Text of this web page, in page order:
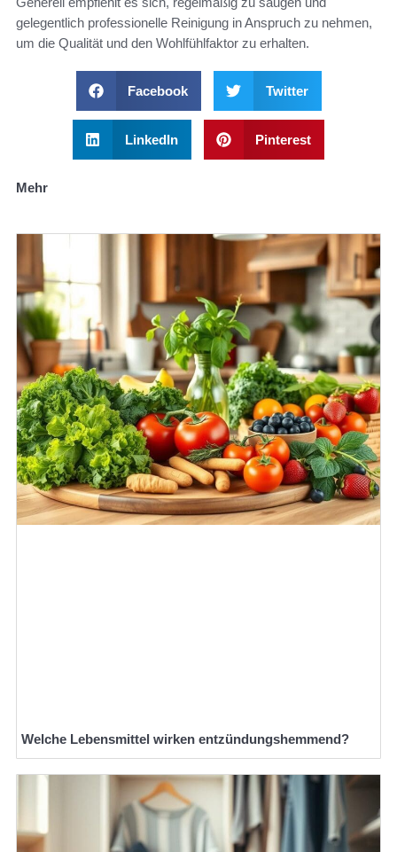
gelegentlich professionelle Reinigung in Anspruch zu nehmen,
um die Qualität und den Wohlfühlfaktor zu erhalten.
Facebook Twitter
LinkedIn Pinterest
Mehr
Welche Lebensmittel wirken entzündungshemmend?